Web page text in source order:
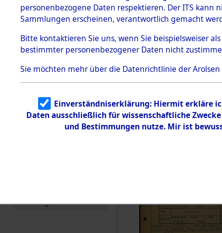
5.3
Todesmärsche
5.3.1 Alliierte
Erhebungen
zu
Todesmärsch
en
5.3.2
Identifizierun
g
5.3.3
Todesmärsch
e
Branch -
0011
personenbezogene Daten respektieren. Der ITS
Sammlungen erscheinen, verantwortlich gemacht
Bitte kontaktieren Sie uns, wenn Sie beispielsweiser
bestimmter personenbezogener Daten nicht
Sie möchten mehr über die Datenrichtlinie der Arolsen
Einverständniserklärung: Hiermit erkläre
Daten ausschließlich für wissenschaftliche
und Bestimmungen nutze. Mir ist